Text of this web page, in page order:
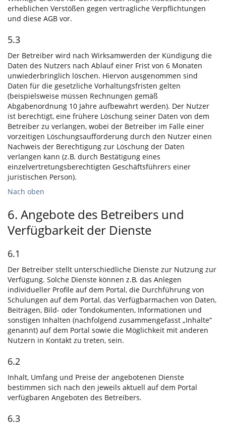
erheblichen Verstößen gegen vertragliche Verpflichtungen
und diese AGB vor.
5.3
Der Betreiber wird nach Wirksamwerden der Kündigung die
Daten des Nutzers nach Ablauf einer Frist von 6 Monaten
unwiederbringlich löschen. Hiervon ausgenommen sind
Daten für die gesetzliche Vorhaltungsfristen gelten
(beispielsweise müssen Rechnungen gemäß
Abgabenordnung 10 Jahre aufbewahrt werden). Der Nutzer
ist berechtigt, eine frühere Löschung seiner Daten von dem
Betreiber zu verlangen, wobei der Betreiber im Falle einer
vorzeitigen Löschungsaufforderung durch den Nutzer einen
Nachweis der Berechtigung zur Löschung der Daten
verlangen kann (z.B. durch Bestätigung eines
einzelvertretungsberechtigten Geschäftsführers einer
juristischen Person).
Nach oben
6. Angebote des Betreibers und
Verfügbarkeit der Dienste
6.1
Der Betreiber stellt unterschiedliche Dienste zur Nutzung zur
Verfügung. Solche Dienste können z.B. das Anlegen
individueller Profile auf dem Portal, die Durchführung von
Schulungen auf dem Portal, das Verfügbarmachen von Daten,
Beiträgen, Bild- oder Tondokumenten, Informationen und
sonstigen Inhalten (nachfolgend zusammengefasst „Inhalte“
genannt) auf dem Portal sowie die Möglichkeit mit anderen
Nutzern in Kontakt zu treten, sein.
6.2
Inhalt, Umfang und Preise der angebotenen Dienste
bestimmen sich nach den jeweils aktuell auf dem Portal
verfügbaren Angeboten des Betreibers.
6.3